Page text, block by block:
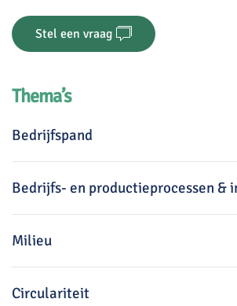
Stel een vraag
Thema’s
Bedrijfspand
Bedrijfs- en productieprocessen &
Milieu
Circulariteit